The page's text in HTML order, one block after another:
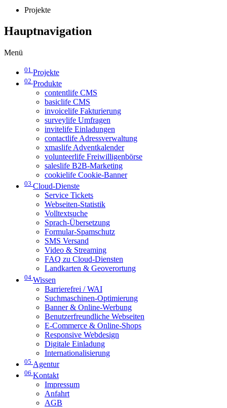
Projekte
Hauptnavigation
Menü
01 Projekte
02 Produkte
contentlife CMS
basiclife CMS
invoicelife Fakturierung
surveylife Umfragen
invitelife Einladungen
contactlife Adressverwaltung
xmaslife Adventkalender
volunteerlife Freiwilligenbörse
saleslife B2B-Marketing
cookielife Cookie-Banner
03 Cloud-Dienste
Service Tickets
Webseiten-Statistik
Volltextsuche
Sprach-Übersetzung
Formular-Spamschutz
SMS Versand
Video & Streaming
FAQ zu Cloud-Diensten
Landkarten & Geoverortung
04 Wissen
Barrierefrei / WAI
Suchmaschinen-Optimierung
Banner & Online-Werbung
Benutzerfreundliche Webseiten
E-Commerce & Online-Shops
Responsive Webdesign
Digitale Einladung
Internationalisierung
05 Agentur
06 Kontakt
Impressum
Anfahrt
AGB